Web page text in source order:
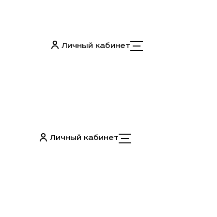
Личный кабинет
Личный кабинет